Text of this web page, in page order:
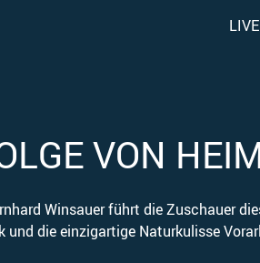
VON
Winsauer führt die Zuschauer
und die einzigartige Naturkulisse